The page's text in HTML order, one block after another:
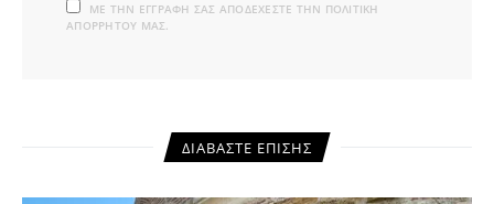
ΜΕ ΤΗΝ ΕΓΓΡΑΦΉ ΣΑΣ ΑΠΟΔΈΧΕΣΤΕ ΤΗΝ ΠΟΛΙΤΙΚΉ
ΑΠΟΡΡΉΤΟΥ ΜΑΣ.
ΔΙΑΒΆΣΤΕ ΕΠΊΣΗΣ